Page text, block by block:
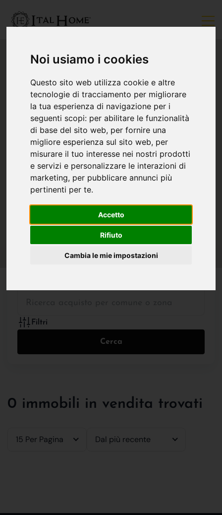
Noi usiamo i cookies
Questo sito web utilizza cookie e altre
tecnologie di tracciamento per migliorare
la tua esperienza di navigazione per i
seguenti scopi: per abilitare le funzionalità
di base del sito web, per fornire una
migliore esperienza sul sito web, per
misurare il tuo interesse nei nostri prodotti
e servizi e personalizzare le interazioni di
marketing, per pubblicare annunci più
pertinenti per te.
Accetto
Rifiuto
Cambia le mie impostazioni
Filtri
Cerca
0 immobili in vendita trovati
15 Per Pagina Dal più recente